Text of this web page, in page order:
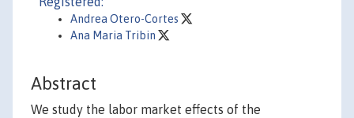
Andrea Otero-Cortes
Ana Maria Tribin
Abstract
We study the labor market effects of the